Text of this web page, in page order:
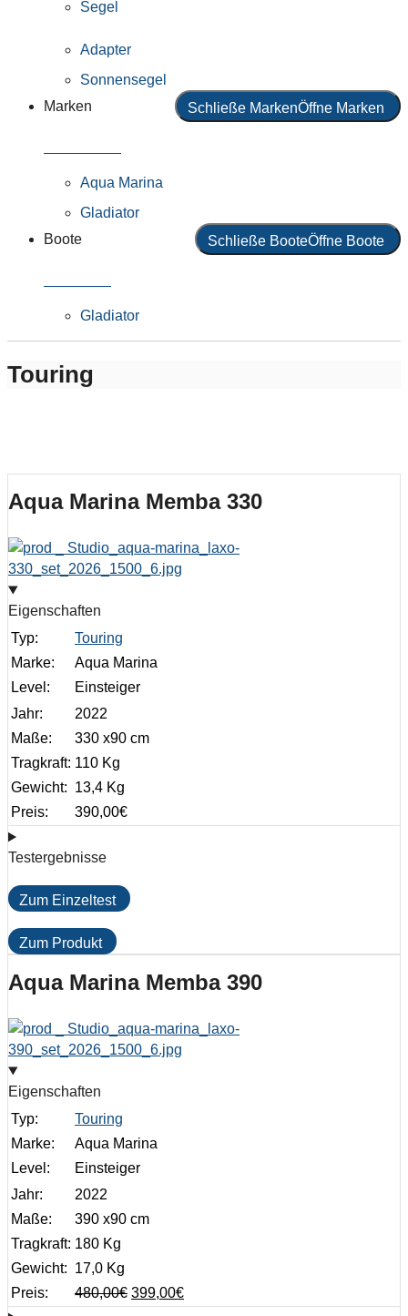
Segel
Adapter
Sonnensegel
Marken
Schließe MarkenÖffne Marken
Aqua Marina
Gladiator
Boote
Schließe BooteÖffne Boote
Gladiator
Touring
Aqua Marina Memba 330
Eigenschaften
Typ:
Touring
Marke:
Aqua Marina
Level:
Einsteiger
Jahr:
2022
Maße:
330 x90 cm
Tragkraft: 110 Kg
Gewicht: 13,4 Kg
Preis:
390,00€
Testergebnisse
Zum Einzeltest
Zum Produkt
Aqua Marina Memba 390
Eigenschaften
Typ:
Touring
Marke:
Aqua Marina
Level:
Einsteiger
Jahr:
2022
Maße:
390 x90 cm
Tragkraft: 180 Kg
Gewicht: 17,0 Kg
Preis:
480,00€ 399,00€